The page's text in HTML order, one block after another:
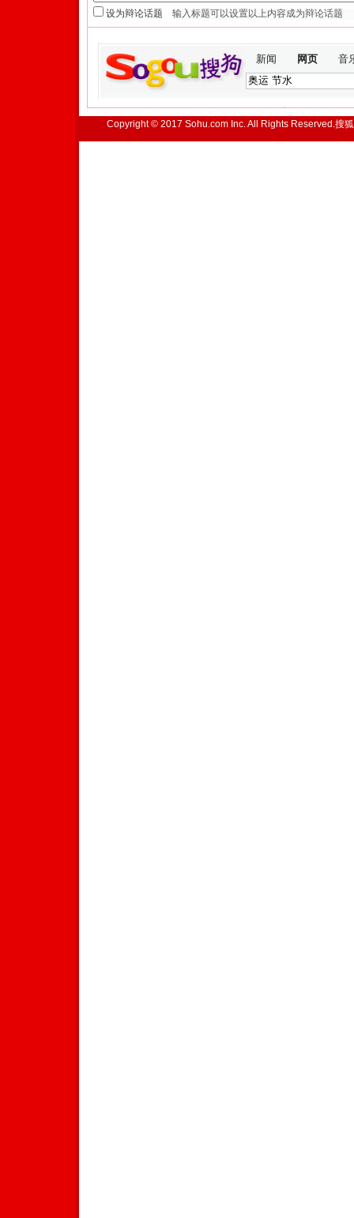
设为辩论话题
新闻 网页 音
Copyright © 2017 Sohu.com Inc. All Rights Reserved.搜